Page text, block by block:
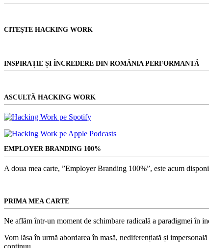
CITEŞTE HACKING WORK
INSPIRAȚIE ȘI ÎNCREDERE DIN ROMÂNIA PERFORMANTĂ
ASCULTĂ HACKING WORK
EMPLOYER BRANDING 100%
A doua mea carte, ”Employer Branding 100%”, este acum
PRIMA MEA CARTE
Ne aflăm într-un moment de schimbare radicală a paradigmei în
Vom lăsa în urmă abordarea în masă, nediferențiată și
continuu.